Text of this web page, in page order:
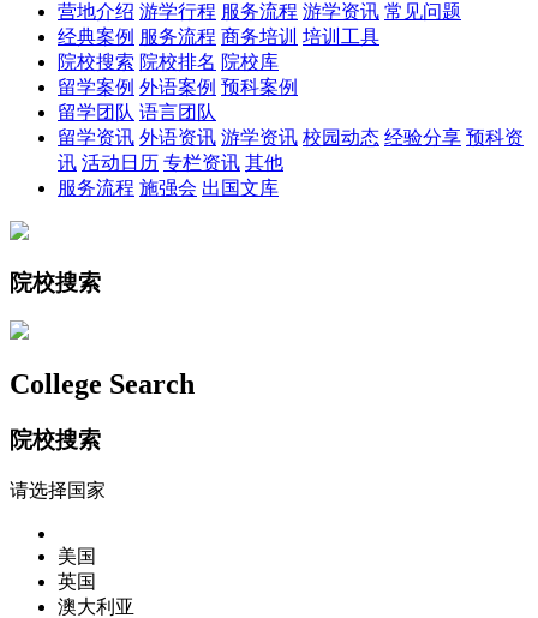
营地介绍 游学行程 服务流程 游学资讯 常见问题
经典案例 服务流程 商务培训 培训工具
院校搜索 院校排名 院校库
留学案例 外语案例 预科案例
留学团队 语言团队
留学资讯 外语资讯 游学资讯 校园动态 经验分享 预科资
讯 活动日历 专栏资讯 其他
服务流程 施强会 出国文库
院校搜索
College Search
院校搜索
请选择国家
美国
英国
澳大利亚